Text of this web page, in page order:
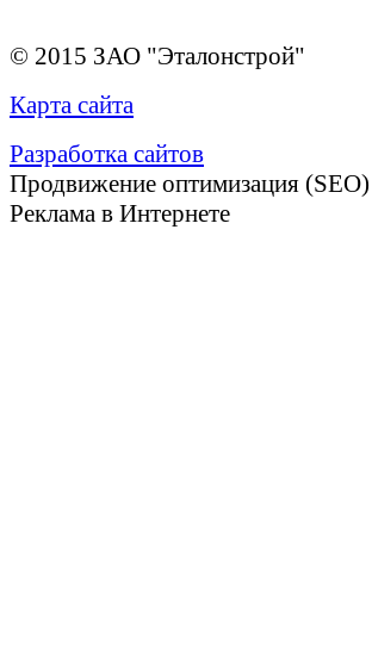
© 2015 ЗАО "Эталонстрой"
Карта сайта
Разработка сайтов
Продвижение оптимизация (SEO)
Реклама в Интернете